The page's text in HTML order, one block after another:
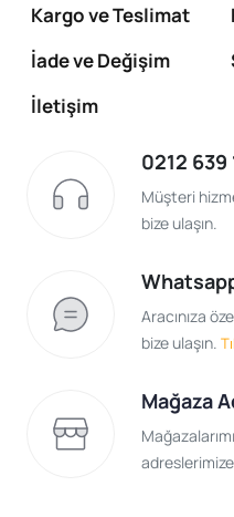
Kargo ve Teslimat
İade ve Değişim
İletişim
0212 639
Müşteri
bize ulaşın.
Aracınıza
bize ulaşın.
Mağaza